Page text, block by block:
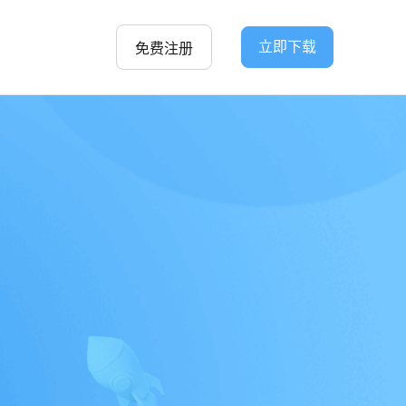
免费注册 立即下载